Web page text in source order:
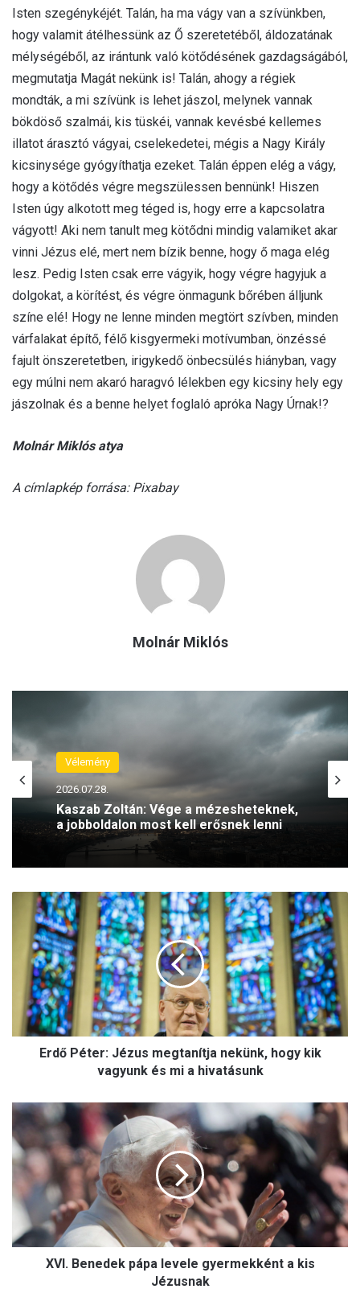
Isten szegénykéjét. Talán, ha ma vágy van a szívünkben,
hogy valamit átélhessünk az Ő szeretetéből, áldozatának
mélységéből, az irántunk való kötődésének gazdagságából,
megmutatja Magát nekünk is! Talán, ahogy a régiek
mondták, a mi szívünk is lehet jászol, melynek vannak
bökdöső szalmái, kis tüskéi, vannak kevésbé kellemes
illatot árasztó vágyai, cselekedetei, mégis a Nagy Király
kicsinysége gyógyíthatja ezeket. Talán éppen elég a vágy,
hogy a kötődés végre megszülessen bennünk! Hiszen
Isten úgy alkotott meg téged is, hogy erre a kapcsolatra
vágyott! Aki nem tanult meg kötődni mindig valamiket akar
vinni Jézus elé, mert nem bízik benne, hogy ő maga elég
lesz. Pedig Isten csak erre vágyik, hogy végre hagyjuk a
dolgokat, a körítést, és végre önmagunk bőrében álljunk
színe elé! Hogy ne lenne minden megtört szívben, minden
várfalakat építő, félő kisgyermeki motívumban, önzéssé
fajult önszeretetben, irigykedő önbecsülés hiányban, vagy
egy múlni nem akaró haragvó lélekben egy kicsiny hely egy
jászolnak és a benne helyet foglaló apróka Nagy Úrnak!?
Molnár Miklós atya
A címlapkép forrása: Pixabay
Molnár Miklós
Vélemény
2026.07.28.
Kaszab Zoltán: Vége a mézesheteknek,
a jobboldalon most kell erősnek lenni
r
z
s
m
t
n
Erdő Péter: Jézus megtanítja nekünk, hogy kik
vagyunk és mi a hivatásunk
X
I
.
e
d
XVI. Benedek pápa levele gyermekként a kis
Jézusnak